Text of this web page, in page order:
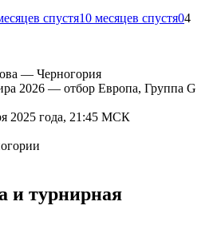
спустя10 месяцев спустя04
— Черногория
2026 — отбор Европа, Группа G
2025 года, 21:45 МСК
и турнирная